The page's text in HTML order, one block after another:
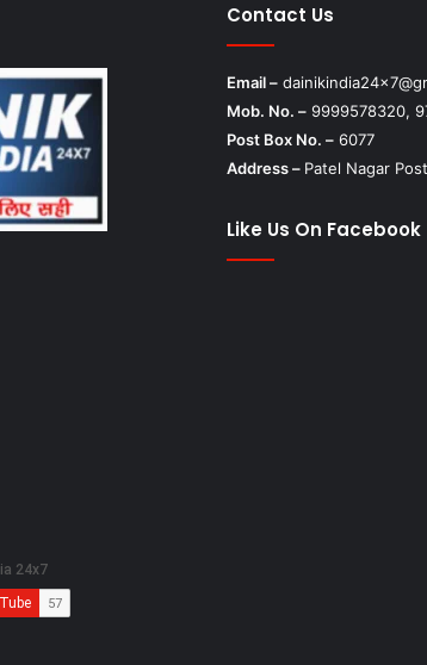
Contact Us
Email –
Mob. No. –9999578320,
Post Box No. –6077
Address – Patel Nagar
Like Us On Facebook